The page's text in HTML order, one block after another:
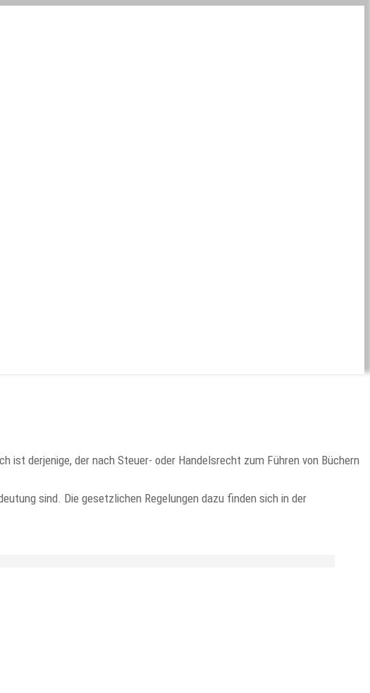
derjenige, der nach Steuer- oder Handelsrecht zum Führen von Büchern
sind. Die gesetzlichen Regelungen dazu finden sich in der